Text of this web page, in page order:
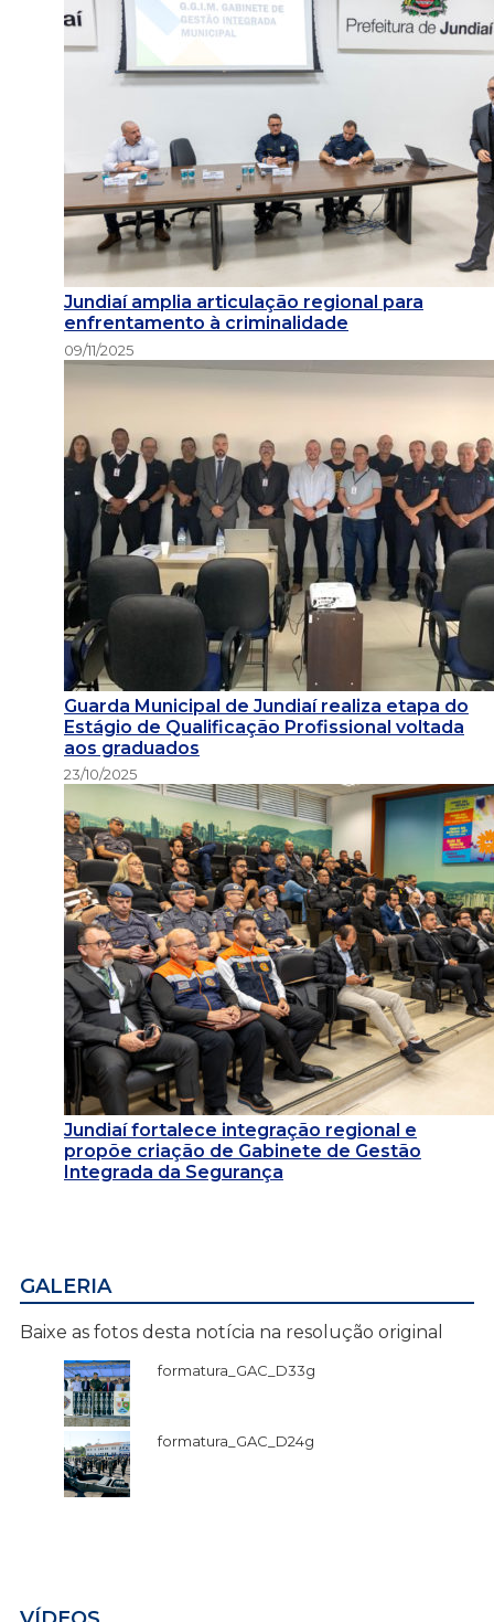
Jundiaí amplia articulação regional para
enfrentamento à criminalidade
09/11/2025
Guarda Municipal de Jundiaí realiza etapa do
Estágio de Qualificação Profissional voltada
aos graduados
23/10/2025
Jundiaí fortalece integração regional e
propõe criação de Gabinete de Gestão
Integrada da Segurança
GALERIA
Baixe as fotos desta notícia na resolução original
formatura_GAC_D33g
formatura_GAC_D24g